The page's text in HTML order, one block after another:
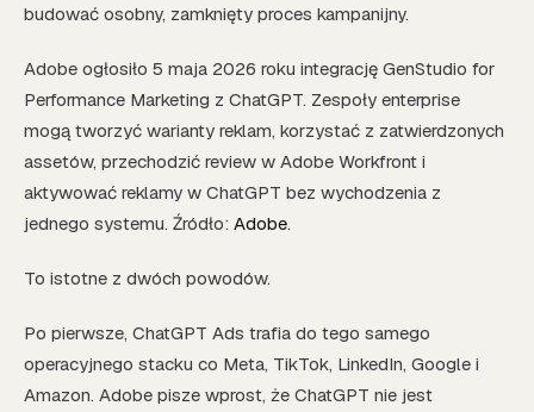
budować osobny, zamknięty proces kampanijny.
Adobe ogłosiło 5 maja 2026 roku integrację GenStudio for
Performance Marketing z ChatGPT. Zespoły enterprise
mogą tworzyć warianty reklam, korzystać z zatwierdzonych
assetów, przechodzić review w Adobe Workfront i
aktywować reklamy w ChatGPT bez wychodzenia z
jednego systemu. Źródło: Adobe.
To istotne z dwóch powodów.
Po pierwsze, ChatGPT Ads trafia do tego samego
operacyjnego stacku co Meta, TikTok, LinkedIn, Google i
Amazon. Adobe pisze wprost, że ChatGPT nie jest